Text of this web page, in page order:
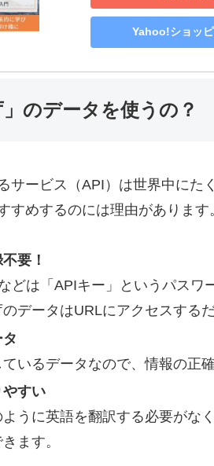
Yahoo!ショッ
のデータを使うの？
サービス（API）は世界中にた
すめするのには理由があります
要！
どは「APIキー」というパスワ
データはURLにアクセスする
いるデータなので、情報の正
やすい
うに英語を翻訳する必要がな
ます。